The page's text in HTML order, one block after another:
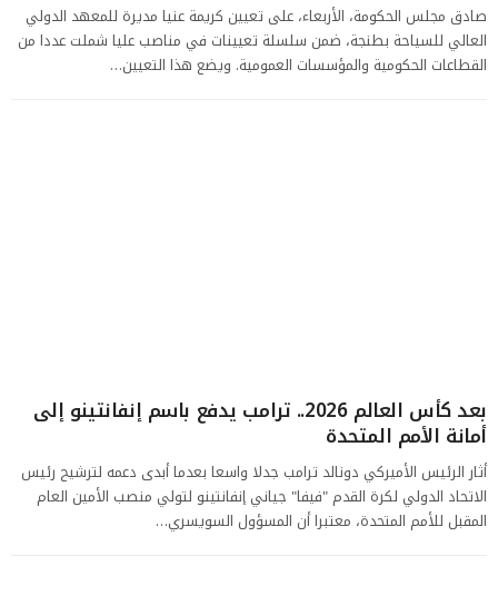
صادق مجلس الحكومة، الأربعاء، على تعيين كريمة عنيا مديرة للمعهد الدولي
العالي للسياحة بطنجة، ضمن سلسلة تعيينات في مناصب عليا شملت عددا من
القطاعات الحكومية والمؤسسات العمومية. ويضع هذا التعيين…
بعد كأس العالم 2026.. ترامب يدفع باسم إنفانتينو إلى
أمانة الأمم المتحدة
أثار الرئيس الأميركي دونالد ترامب جدلا واسعا بعدما أبدى دعمه لترشيح رئيس
الاتحاد الدولي لكرة القدم "فيفا" جياني إنفانتينو لتولي منصب الأمين العام
المقبل للأمم المتحدة، معتبرا أن المسؤول السويسري…